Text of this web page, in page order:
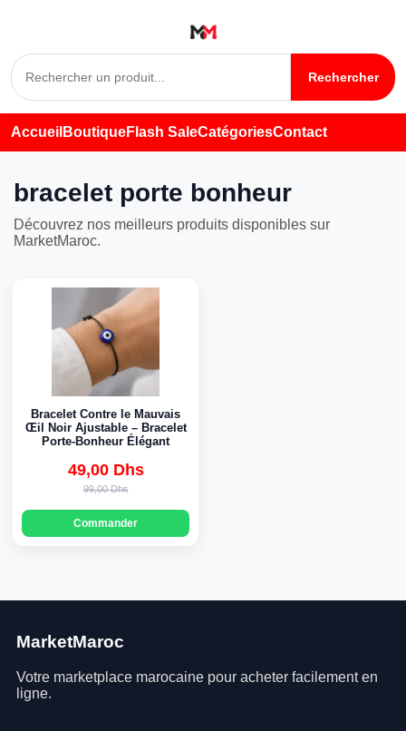
Rechercher
Accueil BoutiqueFlash SaleCatégoriesContact
bracelet porte bonheur
Découvrez nos meilleurs produits disponibles sur
MarketMaroc.
Bracelet Contre le Mauvais
Œil Noir Ajustable – Bracelet
Porte-Bonheur Élégant
99,00 DhsOriginal
price
was:
49,00 Dhs
Current
price
is:
Commander
MarketMaroc
Votre marketplace marocaine pour acheter facilement en
ligne.